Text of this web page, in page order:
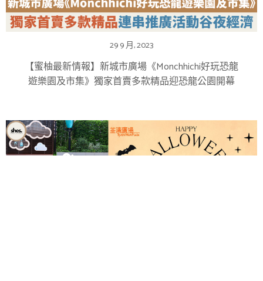
29 9 月, 2023
【蜜柚最新情報】新城市廣場《Monchhichi好玩恐龍
遊樂園及市集》獨家首賣多款精品迎恐龍公園開幕